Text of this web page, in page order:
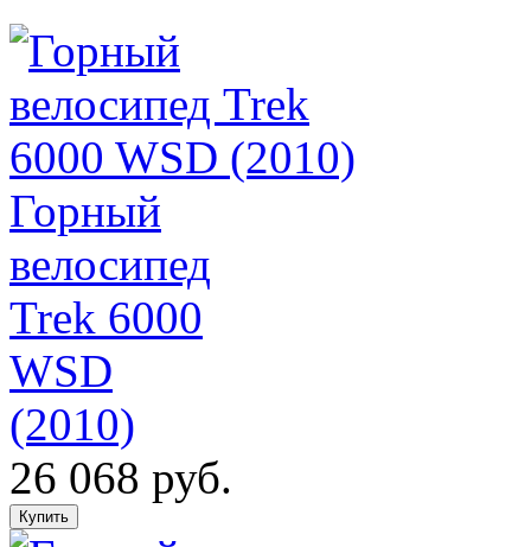
Горный
велосипед
Trek 6000
WSD
(2010)
26 068 руб.